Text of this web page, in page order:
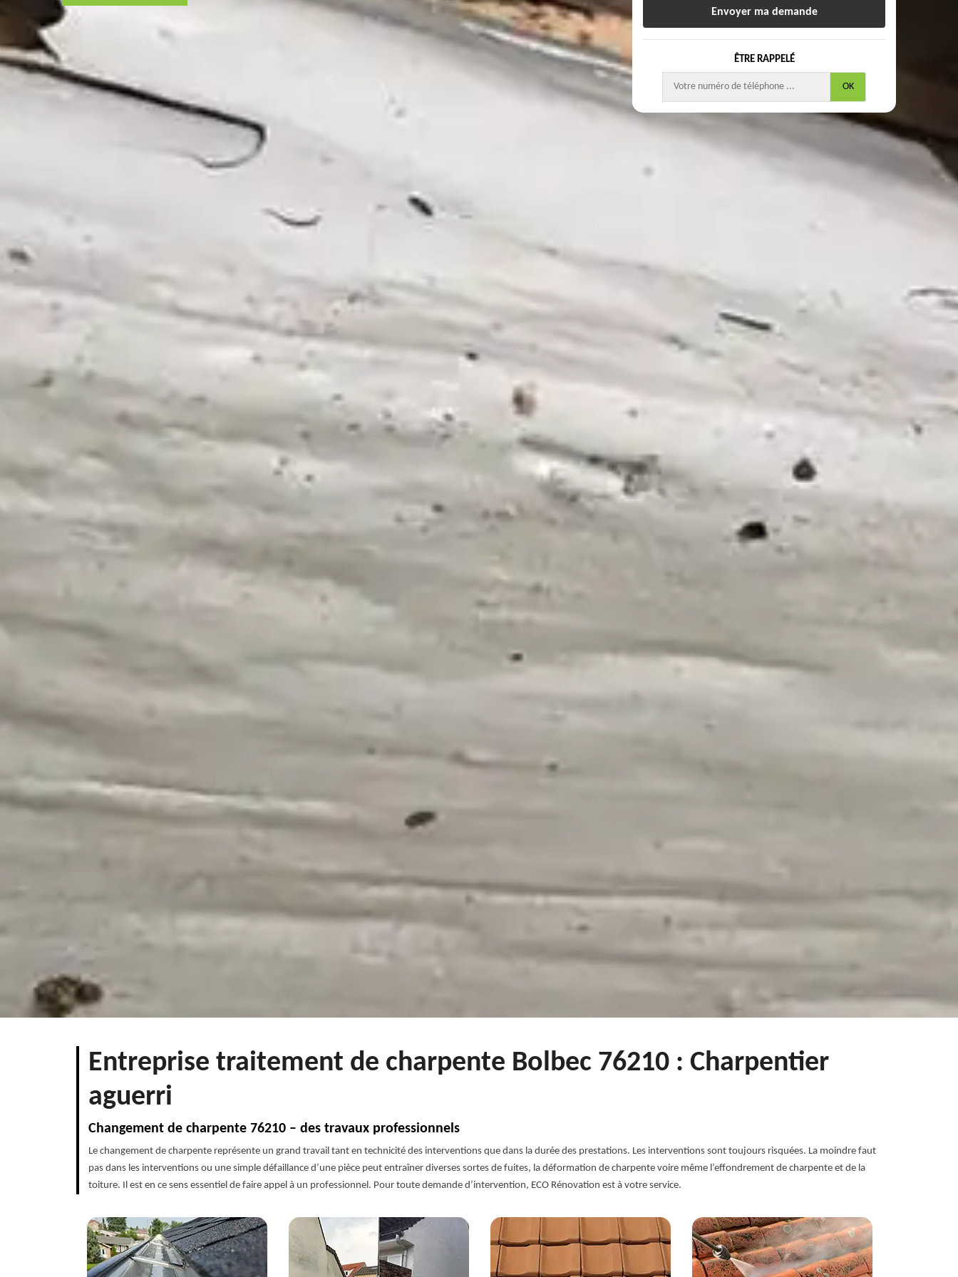
ÊTRE RAPPELÉ
Entreprise traitement de charpente Bolbec 76210 : Charpentier
aguerri
Changement de charpente 76210 – des travaux professionnels
Le changement de charpente représente un grand travail tant en technicité des interventions que dans la durée des prestations. Les interventions sont toujours risquées. La moindre faut
pas dans les interventions ou une simple défaillance d’une pièce peut entraîner diverses sortes de fuites, la déformation de charpente voire même l’effondrement de charpente et de la
toiture. Il est en ce sens essentiel de faire appel à un professionnel. Pour toute demande d’intervention, ECO Rénovation est à votre service.